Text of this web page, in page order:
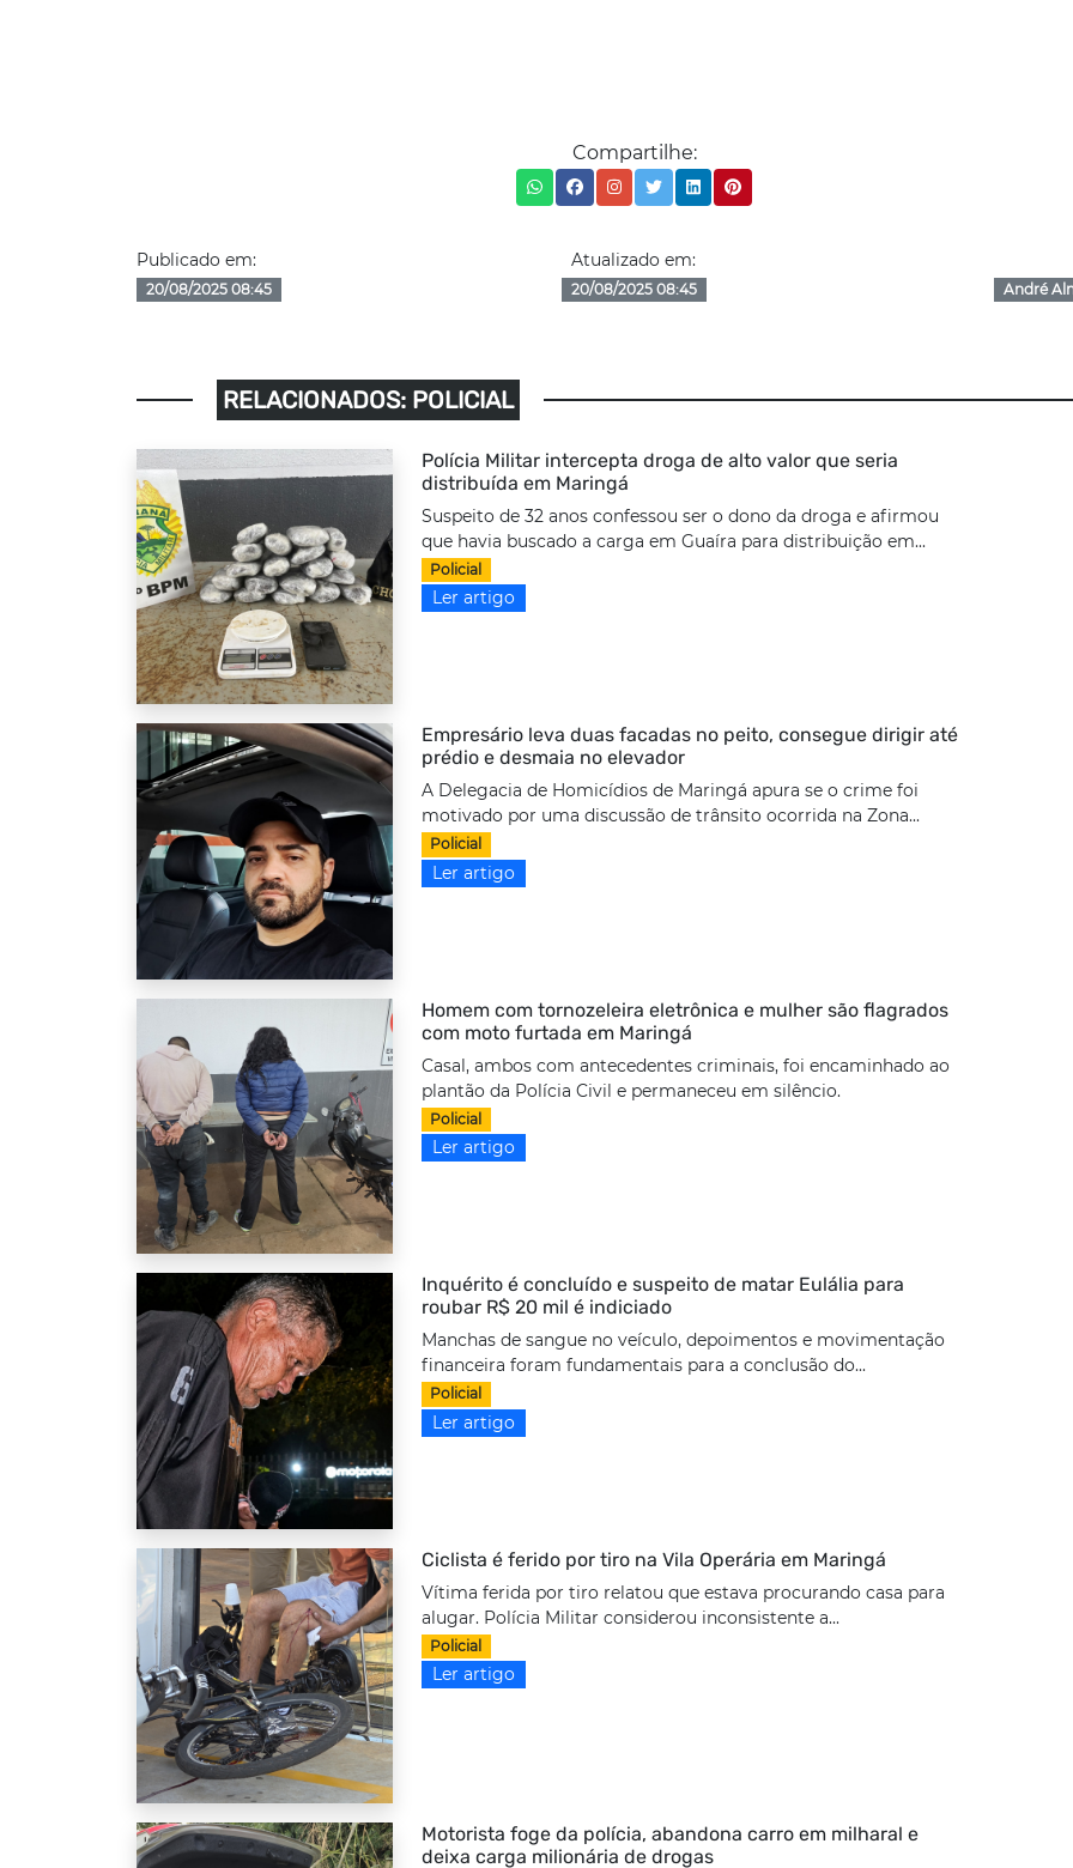
Compartilhe:
Publicado em:
20/08/2025 08:45
Atualizado em:
20/08/2025 08:45 André
RELACIONADOS: POLICIAL
Polícia Militar intercepta droga de alto valor que seria
distribuída em Maringá
Suspeito de 32 anos confessou ser o dono da droga e afirmou
que havia buscado a carga em Guaíra para distribuição em...
Policial
Ler artigo
Empresário leva duas facadas no peito, consegue dirigir até
prédio e desmaia no elevador
A Delegacia de Homicídios de Maringá apura se o crime foi
motivado por uma discussão de trânsito ocorrida na Zona...
Policial
Ler artigo
Homem com tornozeleira eletrônica e mulher são flagrados
com moto furtada em Maringá
Casal, ambos com antecedentes criminais, foi encaminhado ao
plantão da Polícia Civil e permaneceu em silêncio.
Policial
Ler artigo
Inquérito é concluído e suspeito de matar Eulália para
roubar R$ 20 mil é indiciado
Manchas de sangue no veículo, depoimentos e movimentação
financeira foram fundamentais para a conclusão do...
Policial
Ler artigo
Ciclista é ferido por tiro na Vila Operária em Maringá
Vítima ferida por tiro relatou que estava procurando casa para
alugar. Polícia Militar considerou inconsistente a...
Policial
Ler artigo
Motorista foge da polícia, abandona carro em milharal e
deixa carga milionária de drogas